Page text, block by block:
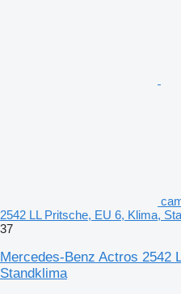
2542 LL Pritsche, EU 6, Klima,
37
Mercedes-Benz Actros 2542
Standklima